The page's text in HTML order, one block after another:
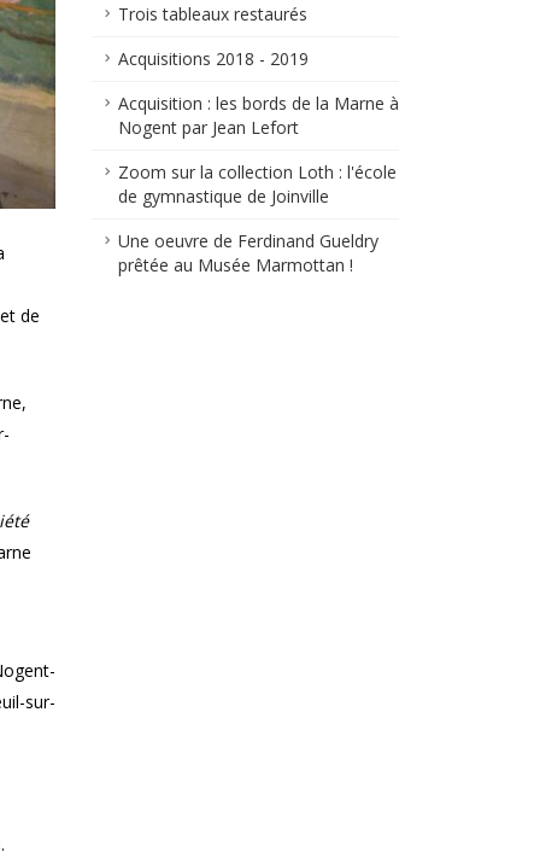
de
sur-
Trois tableaux restaurés
Acquisitions 2018 - 2019
Acquisition : les bords de la Marne à
Nogent par Jean Lefort
Zoom sur la collection Loth : l'école
de gymnastique de Joinville
Une oeuvre de Ferdinand Gueldry
prêtée au Musée Marmottan !